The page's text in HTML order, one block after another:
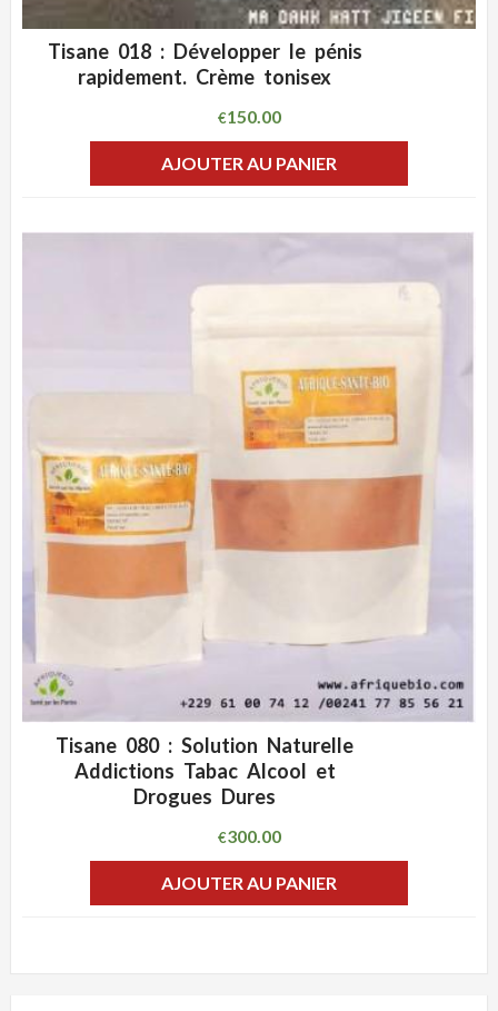
ADD WISHLIST
Tisane 018 : Développer le pénis
rapidement. Crème tonisex
€150.00
AJOUTER AU PANIER
ADD WISHLIST
Tisane 080 : Solution Naturelle
Addictions Tabac Alcool et
Drogues Dures
€300.00
AJOUTER AU PANIER